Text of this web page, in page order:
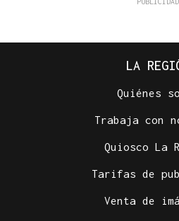
LA
Quiénes
Trabaja con
Quiosco La
Tarifas de
Venta de